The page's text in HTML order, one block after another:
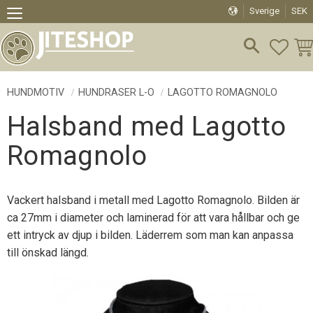
Meny
Sverige SEK
HUNDMOTIV HUNDRASER L-O LAGOTTO ROMAGNOLO
Halsband med Lagotto
Romagnolo
Vackert halsband i metall med Lagotto Romagnolo. Bilden är
ca 27mm i diameter och laminerad för att vara hållbar och ge
ett intryck av djup i bilden. Läderrem som man kan anpassa
till önskad längd.